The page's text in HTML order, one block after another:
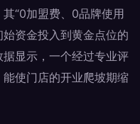
“0加盟费、0品牌使用
资金投入到黄金点位的
显示，一个经过专业评
使门店的开业爬坡期缩